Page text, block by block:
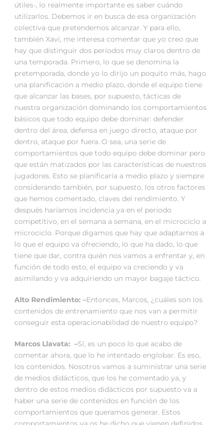
útiles-, lo realmente importante es saber cuándo
utilizarlos. Debemos ir en busca de esa organización
colectiva que pretendemos alcanzar. Y para ello,
también Xavi, me interesa comentar que yo creo que
hay que distinguir dos períodos muy claros dentro de
una temporada. Primero, lo que se denomina la
pretemporada, donde yo lo dirijo un poquito más, hago
una planificación a medio plazo, donde el equipo tiene
que alcanzar las bases, por supuesto, tácticas de
nuestra organización dominando los comportamientos
básicos que todo equipo debe dominar: defender
dentro del área, defensa en juego directo, ataque por
dentro, ataque por fuera. O sea, una serie de
comportamientos que todo equipo debe dominar pero
que están matizados por las características de nuestros
jugadores. Esto se planificaría a medio plazo y siempre
considerando también, por supuesto, los otros factores
que hemos comentado, claves del rendimiento. Y
después haríamos incidencia ya en el período
competitivo, en el semana a semana, en el microciclo a
microciclo. Porque digamos que hay que adaptarnos a
lo que el equipo va ofreciendo, lo que ha dado, lo que
tiene que dar, contra quién nos vamos a enfrentar y, en
función de todo esto, el equipo va creciendo y va
asimilando y va adquiriendo un mayor bagaje táctico.
Alto Rendimiento: –Entonces, Marcos, ¿cuáles son los
contenidos de entrenamiento que nos van a permitir
conseguir esta operacionabilidad de nuestro equipo?
Marcos Llavata: –Sí, es un poco lo que acabo de
comentar ahora, que lo he intentado englobar. Es eso,
los contenidos. Nosotros vamos a suministrar una serie
de medios didácticos, que los he comentado ya, y
dentro de estos medios didácticos por supuesto va a
haber una serie de contenidos en función de los
comportamientos que queramos generar. Estos